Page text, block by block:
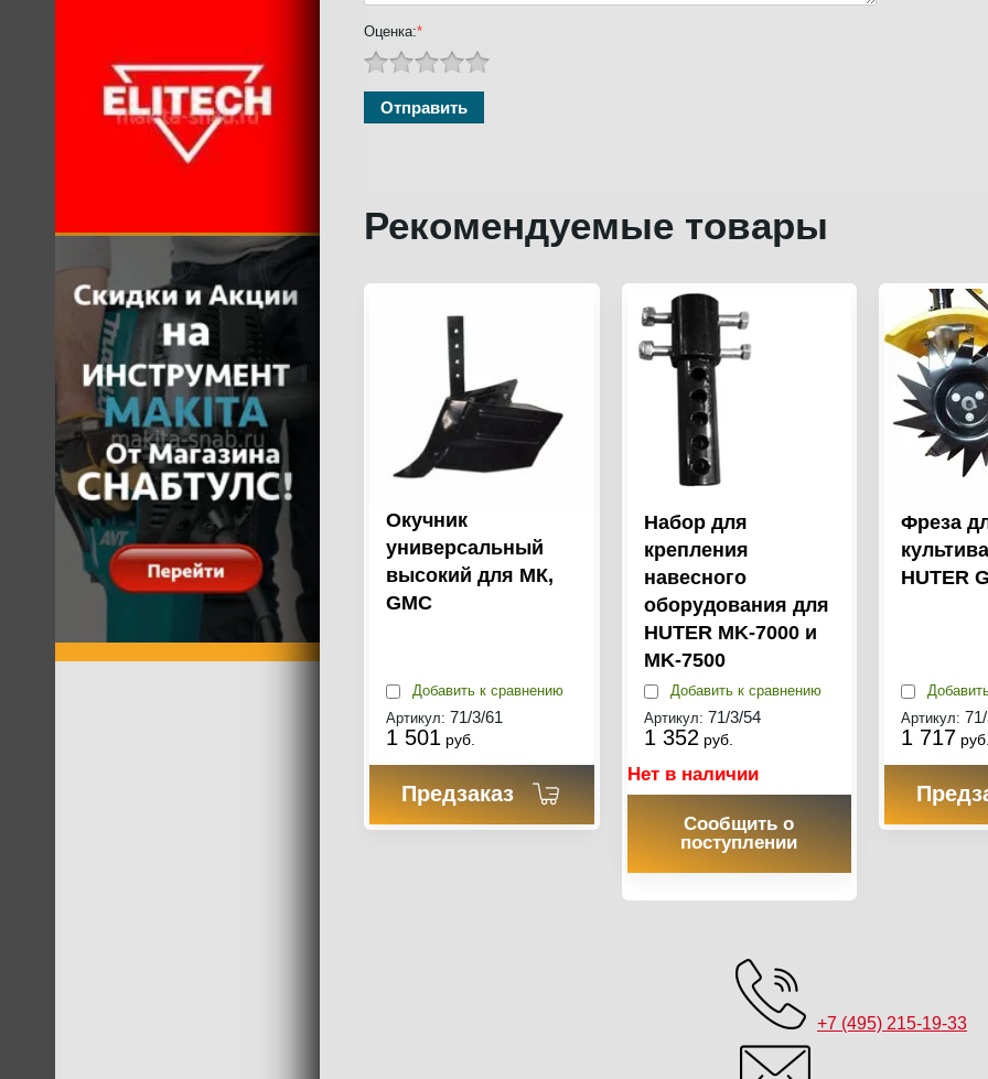
Оценка:*
Рекомендуемые товары
Окучник
универсальный
высокий для МК,
GMC
Добавить к сравнению
Артикул: 71/3/61
1 501 руб.
Предзаказ
Набор для
крепления
навесного
оборудования для
HUTER MK-7000 и
MK-7500
Добавить к сравнению
Артикул: 71/3/54
1 352руб.
Нет в наличии
Сообщить о
поступлении
Фреза
HUTER
Артикул:
1 717 руб.
+7 (495) 215-19-33